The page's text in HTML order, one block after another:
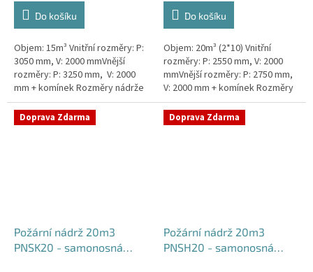
Do košíku
Objem: 15m³ Vnitřní rozměry: P:
3050 mm, V: 2000 mmVnější
rozměry: P: 3250 mm, V: 2000
mm + komínek Rozměry nádrže
možno jakkoliv upravit -
vyrobíme nádrž na míru!Nádrž...
Do košíku
Objem: 20m³ (2*10) Vnitřní
rozměry: P: 2550 mm, V: 2000
mmVnější rozměry: P: 2750 mm,
V: 2000 mm + komínek Rozměry
nádrže možno jakkoliv upravit -
vyrobíme nádrž na...
Doprava Zdarma
Požární nádrž 20m3
PNSK20 - samonosná
Doprava Zdarma
Požární nádrž 20m3
PNSH20 - samonosná